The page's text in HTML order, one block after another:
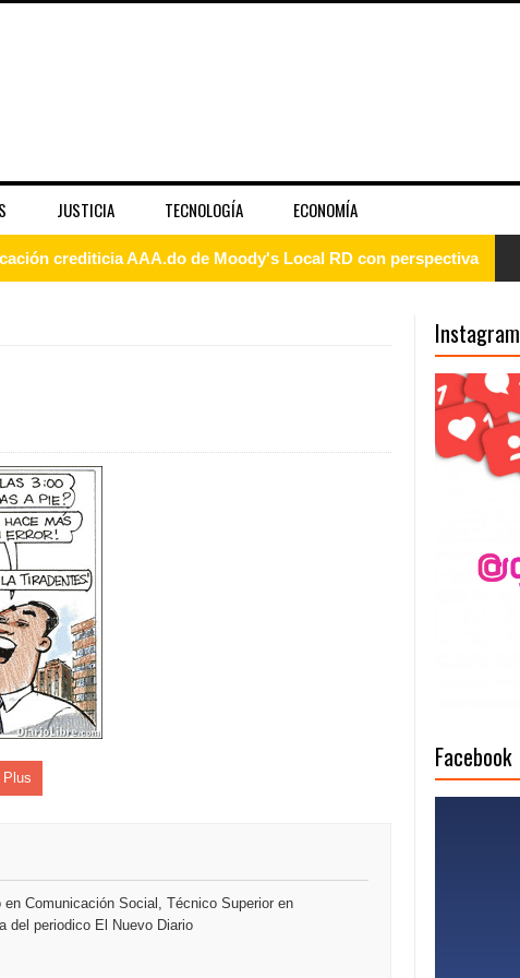
JUSTICIA TECNOLOGÍA ECONOMÍA
Vencedores” y nos regala el “Canto a la Patria” en la clausura
convocatoria para residencias artísticas en París
noche de fusiones e invitados de lujo en el Hard Rock Café
del sistema financiero nacional
la franquicia dominicana más taquillera del 2025
ejecutiva de Fiduciaria Reservas
Regional Este en La Romana
en la segunda edición del Summit Mujer Pymes
con nuevo álbum, renovación de su equipo y conciertos
Plus
Comunicación Social, Técnico Superior en
del periodico El Nuevo Diario
Instagram
Facebook